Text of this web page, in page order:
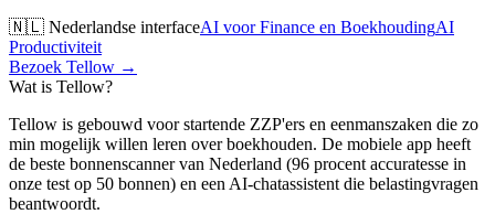
🇳🇱 Nederlandse interfaceAI voor Finance en BoekhoudingAI
Productiviteit
Bezoek Tellow →
Wat is Tellow?
Tellow is gebouwd voor startende ZZP'ers en eenmanszaken die zo
min mogelijk willen leren over boekhouden. De mobiele app heeft
de beste bonnenscanner van Nederland (96 procent accuratesse in
onze test op 50 bonnen) en een AI-chatassistent die belastingvragen
beantwoordt.